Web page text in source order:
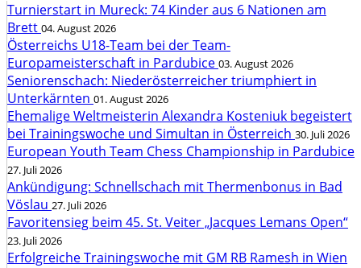
Turnierstart in Mureck: 74 Kinder aus 6 Nationen am
Brett 04. August 2026
Österreichs U18-Team bei der Team-
Europameisterschaft in Pardubice 03. August 2026
Seniorenschach: Niederösterreicher triumphiert in
Unterkärnten 01. August 2026
Ehemalige Weltmeisterin Alexandra Kosteniuk begeistert
bei Trainingswoche und Simultan in Österreich 30. Juli 2026
European Youth Team Chess Championship in Pardubice
27. Juli 2026
Ankündigung: Schnellschach mit Thermenbonus in Bad
Vöslau 27. Juli 2026
Favoritensieg beim 45. St. Veiter „Jacques Lemans Open“
23. Juli 2026
Erfolgreiche Trainingswoche mit GM RB Ramesh in Wien